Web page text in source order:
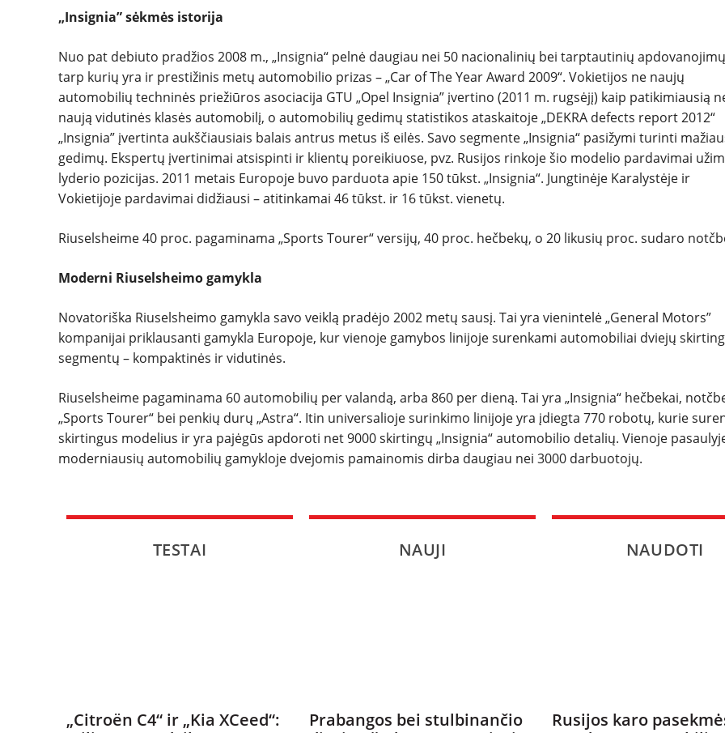
„Insignia” sėkmės istorija
Nuo pat debiuto pradžios 2008 m., „Insignia“ pelnė daugiau nei 50 nacionalinių bei tarptautinių
tarp kurių yra ir prestižinis metų automobilio prizas – „Car of The Year Award 2009“. Vokietijos ne naujų
automobilių techninės priežiūros asociacija GTU „Opel Insignia” įvertino (2011 m. rugsėjį) kaip patikimiausią
naują vidutinės klasės automobilį, o automobilių gedimų statistikos ataskaitoje „DEKRA defects report 2012“
„Insignia” įvertinta aukščiausiais balais antrus metus iš eilės. Savo segmente „Insignia“ pasižymi turinti
gedimų. Ekspertų įvertinimai atsispinti ir klientų poreikiuose, pvz. Rusijos rinkoje šio modelio pardavimai
lyderio pozicijas. 2011 metais Europoje buvo parduota apie 150 tūkst. „Insignia“. Jungtinėje Karalystėje ir
Vokietijoje pardavimai didžiausi – atitinkamai 46 tūkst. ir 16 tūkst. vienetų.
Riuselsheime 40 proc. pagaminama „Sports Tourer“ versijų, 40 proc. hečbekų, o 20 likusių proc. sudaro
Moderni Riuselsheimo gamykla
Novatoriška Riuselsheimo gamykla savo veiklą pradėjo 2002 metų sausį. Tai yra vienintelė „General Motors”
kompanijai priklausanti gamykla Europoje, kur vienoje gamybos linijoje surenkami automobiliai dviejų
segmentų – kompaktinės ir vidutinės.
Riuselsheime pagaminama 60 automobilių per valandą, arba 860 per dieną. Tai yra „Insignia“ hečbekai,
„Sports Tourer“ bei penkių durų „Astra“. Itin universalioje surinkimo linijoje yra įdiegta 770 robotų, kurie
skirtingus modelius ir yra pajėgūs apdoroti net 9000 skirtingų „Insignia“ automobilio detalių. Vienoje
moderniausių automobilių gamykloje dvejomis pamainomis dirba daugiau nei 3000 darbuotojų.
TESTAI
„Citroën C4“ ir „Kia XCeed“:
NAUJI
Prabangos bei stulbinančio
NAUDOTI
Rusijos karo